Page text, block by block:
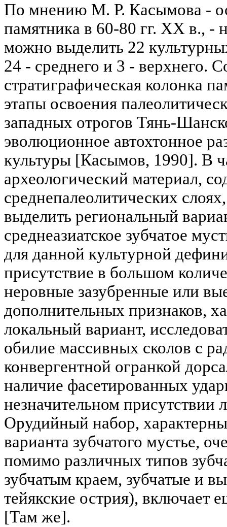
По мнению М. Р. Касымова -
памятника в 60-80 гг. XX в., -
можно выделить 22
24 - среднего и 3 - верхнего.
стратиграфическая колонка
этапы освоения
западных отрогов Тянь-
эволюционное автохтонное
культуры [Касымов, 1990]. В
археологический материал,
среднепалеолитических
выделить региональный
среднеазиатское зубчатое
для данной культурной
присутствие в большом
неровные зазубренные или
дополнительных признаков,
локальный вариант,
обилие массивных сколов с
конвергентной огранкой
наличие фасетированных
незначительном присутствии
Орудийный набор,
варианта зубчатого мустье,
помимо различных типов
зубчатым краем, зубчатые и
тейякские острия), включает
[Там же].